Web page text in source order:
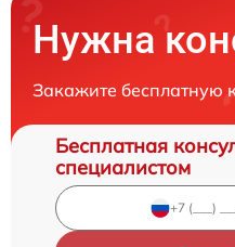
Нужна
Закажите бесплатную
Бесплатная
специалистом